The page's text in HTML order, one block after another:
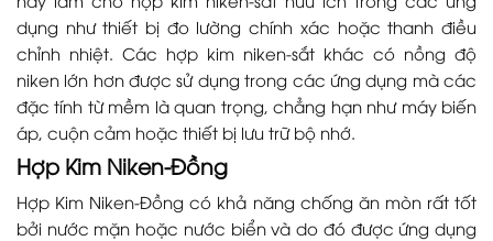
dụng như thiết bị đo lường chính xác hoặc thanh điều
chỉnh nhiệt. Các hợp kim niken-sắt khác có nồng độ
niken lớn hơn được sử dụng trong các ứng dụng mà các
đặc tính từ mềm là quan trọng, chẳng hạn như máy biến
áp, cuộn cảm hoặc thiết bị lưu trữ bộ nhớ.
Hợp Kim Niken-Đồng
Hợp Kim Niken-Đồng có khả năng chống ăn mòn rất tốt
bởi nước mặn hoặc nước biển và do đó được ứng dụng